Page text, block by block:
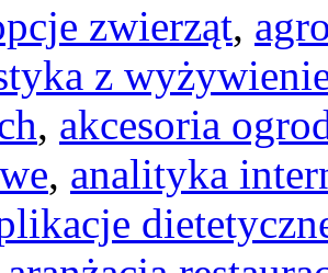
zwierząt,
z
, akcesoria
, analityka